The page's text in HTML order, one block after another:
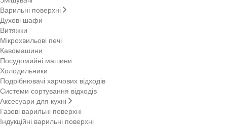
Варильні поверхні
Духові шафи
Витяжки
Мікрохвильові печі
Кавомашини
Посудомийні машини
Холодильники
Подрібнювачі харчових відходів
Системи сортування відходів
Аксесуари для кухні
Газові варильні поверхні
Індукційні варильні поверхні